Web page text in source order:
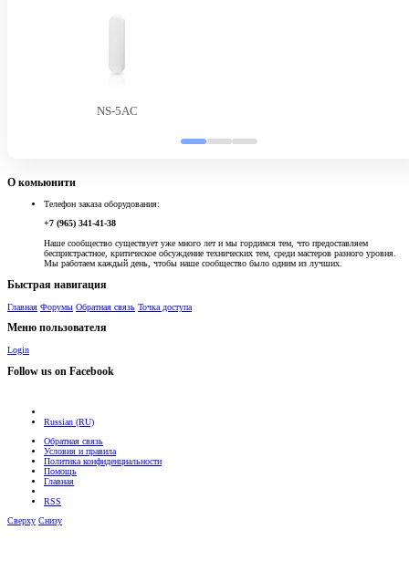
NS-5AC
О комьюнити
Телефон заказа оборудования:
+7 (965) 341-41-38
Наше сообщество существует уже много лет и мы гордимся тем, что предоставляем
беспристрастное, критическое обсуждение технических тем, среди мастеров разного уровня.
Мы работаем каждый день, чтобы наше сообщество было одним из лучших.
Быстрая навигация
Главная Форумы Обратная связь Точка доступа
Меню пользователя
Login
Follow us on Facebook
Russian (RU)
Обратная связь
Условия и правила
Политика конфиденциальности
Помощь
Главная
RSS
Сверху Снизу